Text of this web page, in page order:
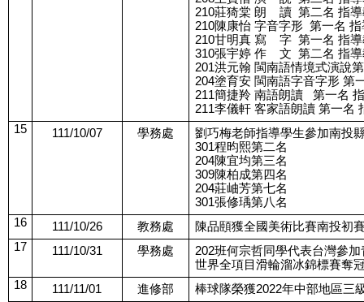
210莊猗棠 朗    讀  第二名 指
210陳康怡 字音字形  第一名
210甘明真 寫    字  第一名 指
310張宇婷 作    文  第二名 指
201洪元翰 閩南語情境式演說
204塗育安 閩南語字音字形 第
211簡捷羚 南語朗讀   第一名
211李儀軒 客家語朗讀 第一名
15
111/10/07 學務處
劉巧梅老師指導學生參加南投
301程昀熙第二名
204陳宜均第三名
309陳柏成第四名
204莊岫芳第七名
301張修瑀第八名
16
111/10/26 教務處
陳品頤獲全國美術比賽南投初
17
111/10/31 學務處
202班何宗哲同學代表台灣參
世界全項目滑輪溜冰錦標賽奪
18
111/11/01 進修部
棒球隊榮獲2022年中部地區三